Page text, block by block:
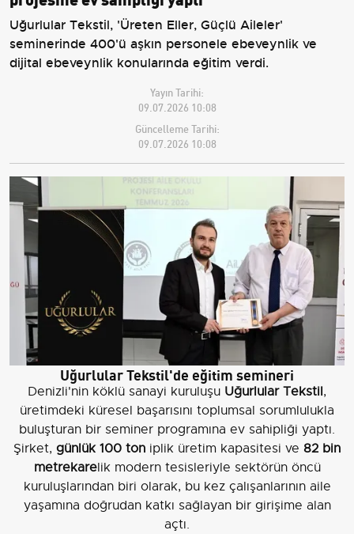
Uğurlular Tekstil, 'Üreten Eller, Güçlü Aileler'
seminerinde 400'ü aşkın personele ebeveynlik ve
dijital ebeveynlik konularında eğitim verdi.
Yayın Tarihi:
09.07.2026 10:08
Güncelleme Tarihi:
09.07.2026 10:08
Uğurlular Tekstil'de eğitim semineri
Denizli'nin köklü sanayi kuruluşu Uğurlular Tekstil,
üretimdeki küresel başarısını toplumsal sorumlulukla
buluşturan bir seminer programına ev sahipliği yaptı.
Şirket, günlük 100 ton iplik üretim kapasitesi ve 82 bin
metrekarelik modern tesisleriyle sektörün öncü
kuruluşlarından biri olarak, bu kez çalışanlarının aile
yaşamına doğrudan katkı sağlayan bir girişime alan
açtı.